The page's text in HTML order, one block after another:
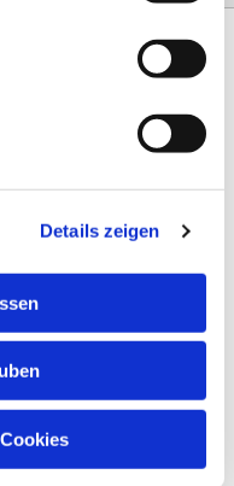
Details zeigen